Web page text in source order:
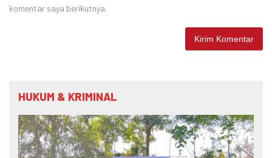
komentar saya berikutnya.
HUKUM & KRIMINAL